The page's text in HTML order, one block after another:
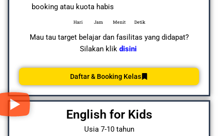
booking atau kuota habis
Hari Jam Menit Detik
Mau tau target belajar dan fasilitas yang didapat?
Silakan klik disini
Daftar & Booking Kelas
English for Kids
Usia 7-10 tahun